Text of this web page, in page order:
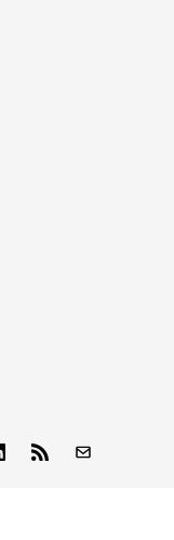
LinkedInFeed